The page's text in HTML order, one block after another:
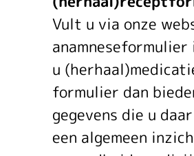
Vult u via onze
u
formulier dan
gegevens die u
een algemeen